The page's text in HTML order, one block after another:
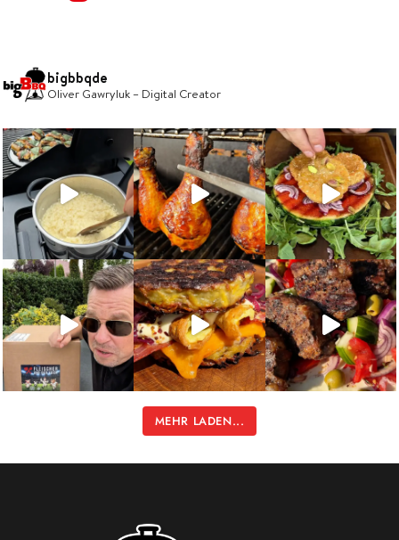
bigbbqde
Oliver Gawryluk – Digital Creator
MEHR LADEN...